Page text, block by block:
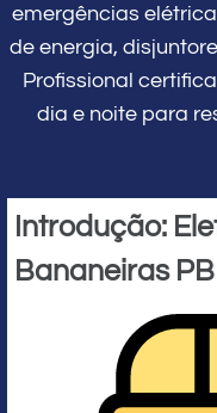
emergências
de energia,
Profissional
dia e noite para
Introdução:
Bananeiras PB